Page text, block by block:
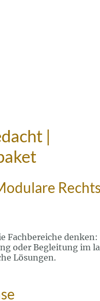
|
Fachbereiche denken:
oder Begleitung im
Lösungen.